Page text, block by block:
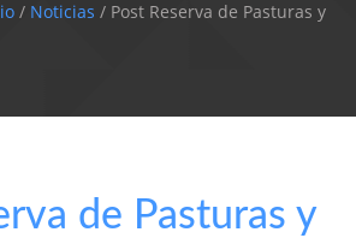
/ Noticias / Post Reserva de Pasturas y
de Pasturas y